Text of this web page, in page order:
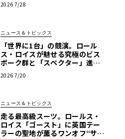
2026 7/28
ニュース＆トピックス
「世界に1台」の競演。ロール
ス・ロイスが魅せる究極のビス
ポーク群と「スペクター」進化
2026 7/20
ニュース＆トピックス
走る最高級スーツ。ロールス・
ロイス「ゴースト」に英国テー
ラーの聖地が薫るワンオフ“サヴ